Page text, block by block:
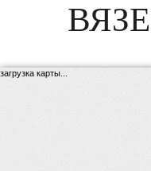
загрузка карты...